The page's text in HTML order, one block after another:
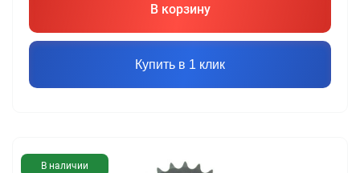
В корзину
Купить в 1 клик
В наличии